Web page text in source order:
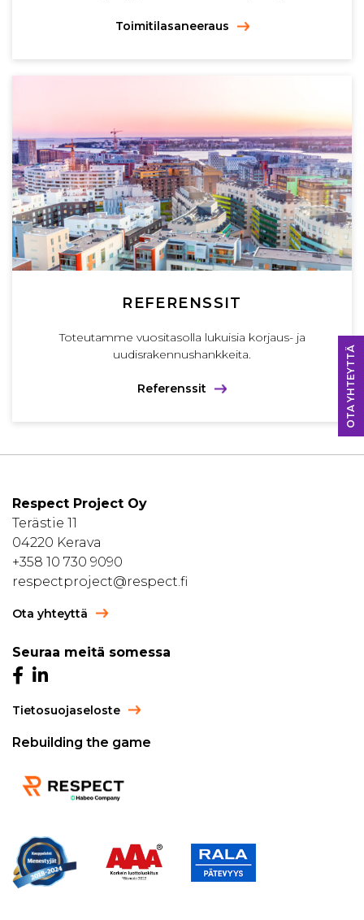
OTA YHTEYTTÄ
Toimitilasaneeraus
REFERENSSIT
Toteutamme vuositasolla lukuisia korjaus- ja
uudisrakennushankkeita.
Referenssit
Respect Project Oy
Terästie 11
04220 Kerava
+358 10 730 9090
respectproject@respect.fi
Ota yhteyttä
Seuraa meitä somessa
Tietosuojaseloste
Rebuilding the game